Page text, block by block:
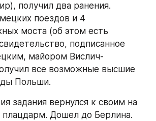
получил два ранения.
поездов и 4
моста (об этом есть
подписанное
майором Вислич-
все возможные высшие
Польши.
задания вернулся к своим на
Дошел до Берлина.